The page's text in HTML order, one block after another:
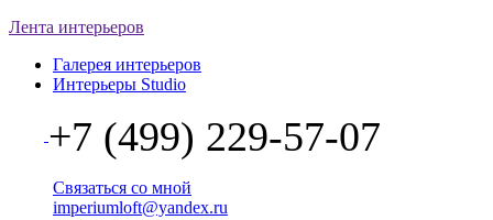
Лента интерьеров
Галерея интерьеров
Интерьеры Studio
+7 (499) 229-57-07
Связаться со мной
imperiumloft@yandex.ru